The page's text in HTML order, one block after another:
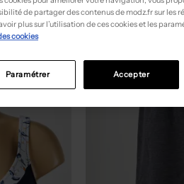
de partager des contenus de modz.fr sur les
plus sur l’utilisation de ces cookies et les
cookies
Accepter
Paramétrer